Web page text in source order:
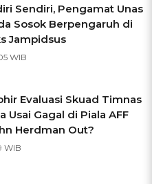
Sendiri, Pengamat Unas
Sosok Berpengaruh di
Jampidsus
WIB
Evaluasi Skuad Timnas
Usai Gagal di Piala AFF
Herdman Out?
WIB